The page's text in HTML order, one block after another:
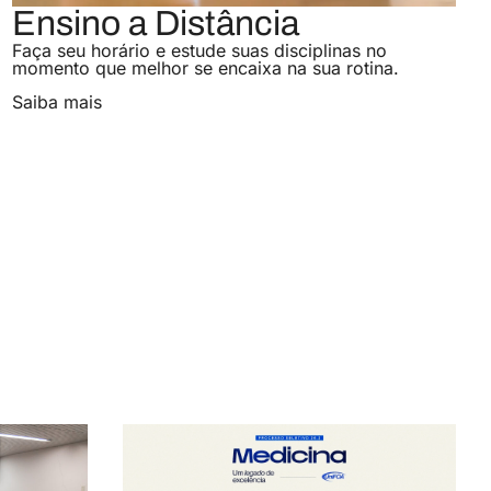
Ensino a Distância
Faça seu horário e estude suas disciplinas no
momento que melhor se encaixa na sua rotina.
Saiba mais